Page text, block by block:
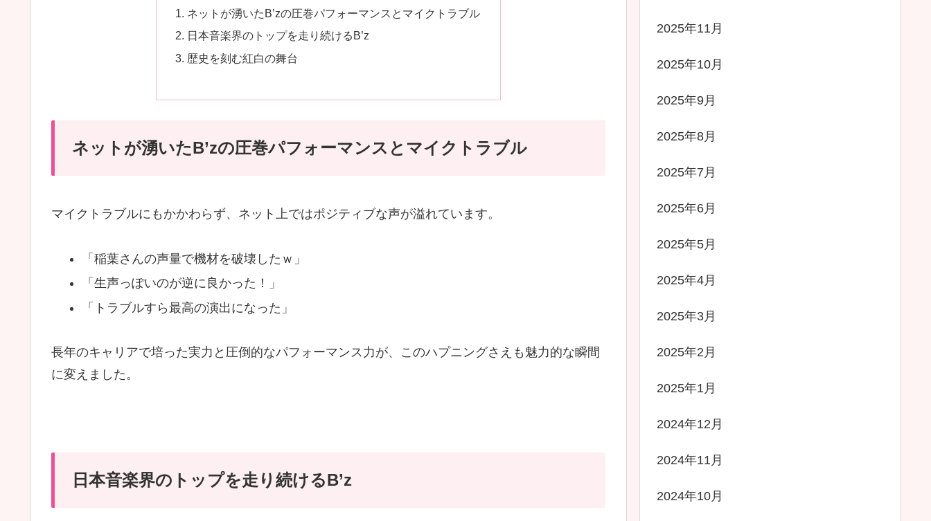
ネットが湧いたB’zの圧巻パフォーマンスとマイクトラブル
日本音楽界のトップを走り続けるB’z
歴史を刻む紅白の舞台
ネットが湧いたB’zの圧巻パフォーマンスとマイクトラブル
マイクトラブルにもかかわらず、ネット上ではポジティブな声が溢れています。
「稲葉さんの声量で機材を破壊したｗ」
「生声っぽいのが逆に良かった！」
「トラブルすら最高の演出になった」
長年のキャリアで培った実力と圧倒的なパフォーマンス力が、このハプニングさえも魅力的な瞬間
に変えました。
日本音楽界のトップを走り続けるB’z
2025年11月
2025年10月
2025年9月
2025年8月
2025年7月
2025年6月
2025年5月
2025年4月
2025年3月
2025年2月
2025年1月
2024年12月
2024年11月
2024年10月